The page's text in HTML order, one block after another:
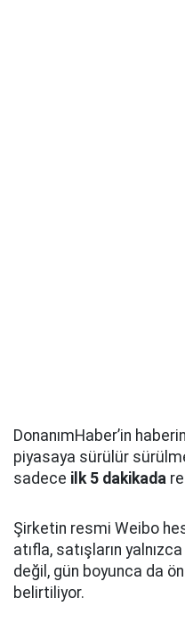
DonanımHaber’in
piyasaya sürülür
sadece ilk 5 dakikada
Şirketin resmi Weibo
atıfla, satışların
değil, gün boyunca da
belirtiliyor.